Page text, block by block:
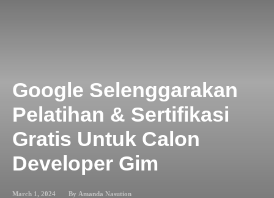
Google Selenggarakan
Pelatihan & Sertifikasi
Gratis Untuk Calon
Developer Gim
March 1, 2024 By Amanda Nasution